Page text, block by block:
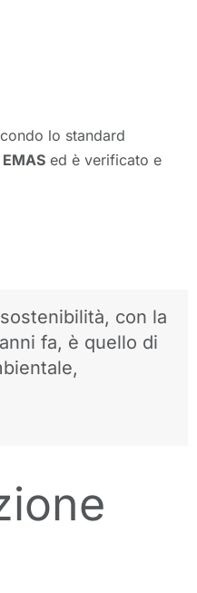
lo standard
ed è verificato e
con la
fa, è quello di